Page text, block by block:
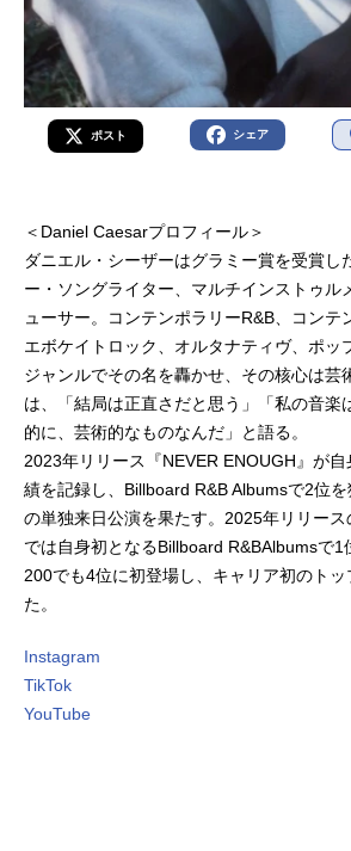
ポスト シェア
＜Daniel Caesarプロフィール＞
ダニエル・シーザーはグラミー賞を受賞し
ー・ソングライター、マルチインストゥル
ューサー。コンテンポラリーR&B、コンテ
エボケイトロック、オルタナティヴ、ポッ
ジャンルでその名を轟かせ、その核心は芸
は、「結局は正直さだと思う」「私の音楽
的に、芸術的なものなんだ」と語る。
2023年リリース『NEVER ENOUGH』が
績を記録し、Billboard R&B Albumsで2位
の単独来日公演を果たす。2025年リリース
では自身初となるBillboard R&BAlbumsで1
200でも4位に初登場し、キャリア初のトッ
た。
Instagram
TikTok
YouTube